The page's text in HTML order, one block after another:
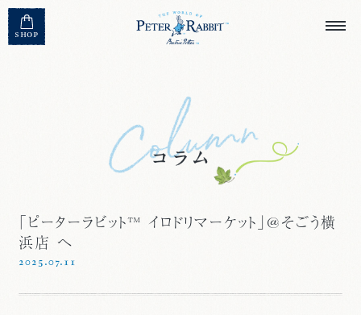
SHOP
MENU CLOSE
「ピーターラビット™ イロドリマーケット」@そごう横
浜店 へ
2025.07.11